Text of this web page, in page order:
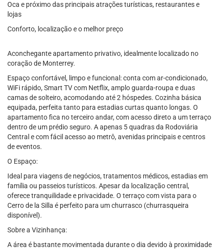
Oca e próximo das principais atrações turísticas, restaurantes e
lojas
Conforto, localização e o melhor preço
Aconchegante apartamento privativo, idealmente localizado no
coração de Monterrey.
Espaço confortável, limpo e funcional: conta com ar-condicionado,
WiFi rápido, Smart TV com Netflix, amplo guarda-roupa e duas
camas de solteiro, acomodando até 2 hóspedes. Cozinha básica
equipada, perfeita tanto para estadias curtas quanto longas. O
apartamento fica no terceiro andar, com acesso direto a um terraço
dentro de um prédio seguro. A apenas 5 quadras da Rodoviária
Central e com fácil acesso ao metrô, avenidas principais e centros
de eventos.
O Espaço:
Ideal para viagens de negócios, tratamentos médicos, estadias em
família ou passeios turísticos. Apesar da localização central,
oferece tranquilidade e privacidade. O terraço com vista para o
Cerro de la Silla é perfeito para um churrasco (churrasqueira
disponível).
Sobre a Vizinhança:
A área é bastante movimentada durante o dia devido à proximidade